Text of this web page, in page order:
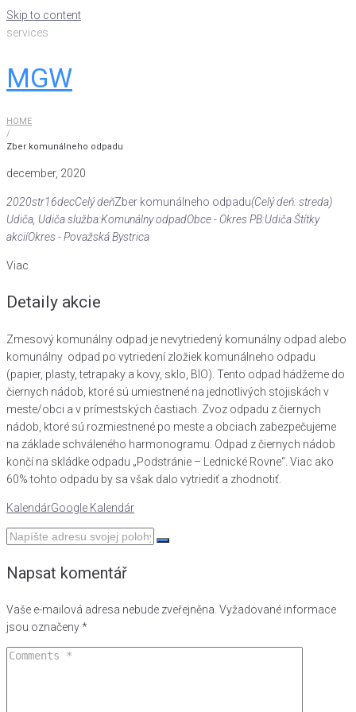
Skip to content
services
MGW
HOME
/
Zber komunálneho odpadu
december, 2020
2020str16decCelý deňZber komunálneho odpadu(Celý deň: streda)
Udiča , Udičaslužba:Komunálny odpadObce - Okres PB:UdičaŠtítky
akciíOkres - Považská Bystrica
Viac
Detaily akcie
Zmesový komunálny odpad je nevytriedený komunálny odpad alebo
komunálny odpad po vytriedení zložiek komunálneho odpadu
(papier, plasty, tetrapaky a kovy, sklo, BIO). Tento odpad hádžeme do
čiernych nádob, ktoré sú umiestnené na jednotlivých stojiskách v
meste/obci a v prímestských častiach. Zvoz odpadu z čiernych
nádob, ktoré sú rozmiestnené po meste a obciach zabezpečujeme
na základe schváleného harmonogramu. Odpad z čiernych nádob
končí na skládke odpadu „Podstránie – Lednické Rovne“. Viac ako
60% tohto odpadu by sa však dalo vytriediť a zhodnotiť.
KalendárGoogle Kalendár
Napsat komentář
Vaše e-mailová adresa nebude zveřejněna. Vyžadované informace
jsou označeny*